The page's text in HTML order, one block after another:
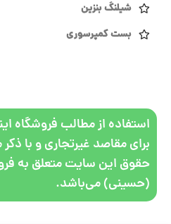
شیلنگ بنزین
بست کمپرسوری
استفاده از مطالب فروشگاه
برای مقاصد غیرتجاری و با
حقوق این سایت متعلق به
(حسینی) می‌باشد.